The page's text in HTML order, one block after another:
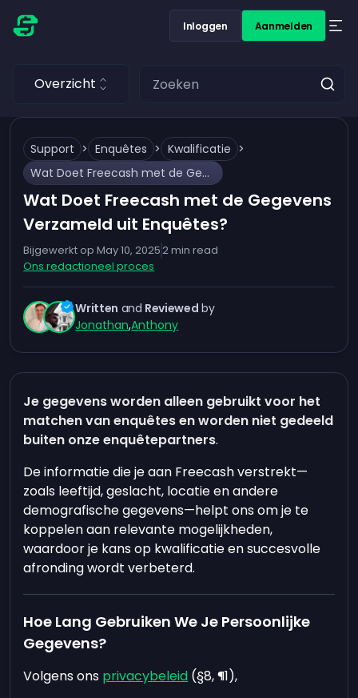
Inloggen Aanmelden
Overzicht
Support > Enquêtes > Kwalificatie >
Wat Doet Freecash met de Gegevens Verzameld uit Enquêtes?
Wat Doet Freecash met de Gegevens
Verzameld uit Enquêtes?
Bijgewerkt op May 10, 20252min read
Ons redactioneel proces
Written and Reviewed by
Jonathan,Anthony
Je gegevens worden alleen gebruikt voor het
matchen van enquêtesen worden niet gedeeld
buiten onze enquêtepartners.
De informatie die je aan Freecash verstrekt—
zoals leeftijd, geslacht, locatie en andere
demografische gegevens—helpt ons om je te
koppelen aan relevante mogelijkheden,
waardoor je kans op kwalificatie en succesvolle
afronding wordt verbeterd.
Hoe Lang Gebruiken We Je Persoonlijke
Gegevens?
Volgens ons privacybeleid (§8, ¶1),